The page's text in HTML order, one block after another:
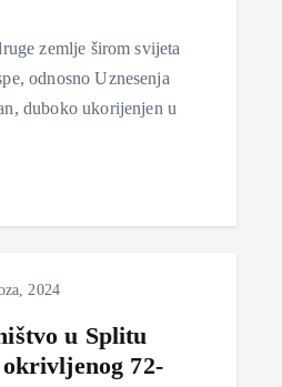
zemlje širom svijeta
odnosno Uznesenja
duboko ukorijenjen u
2024
u Splitu
72-